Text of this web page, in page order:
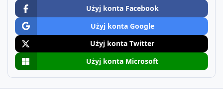
Użyj konta Facebook
Użyj konta Google
Użyj konta Twitter
Użyj konta Microsoft